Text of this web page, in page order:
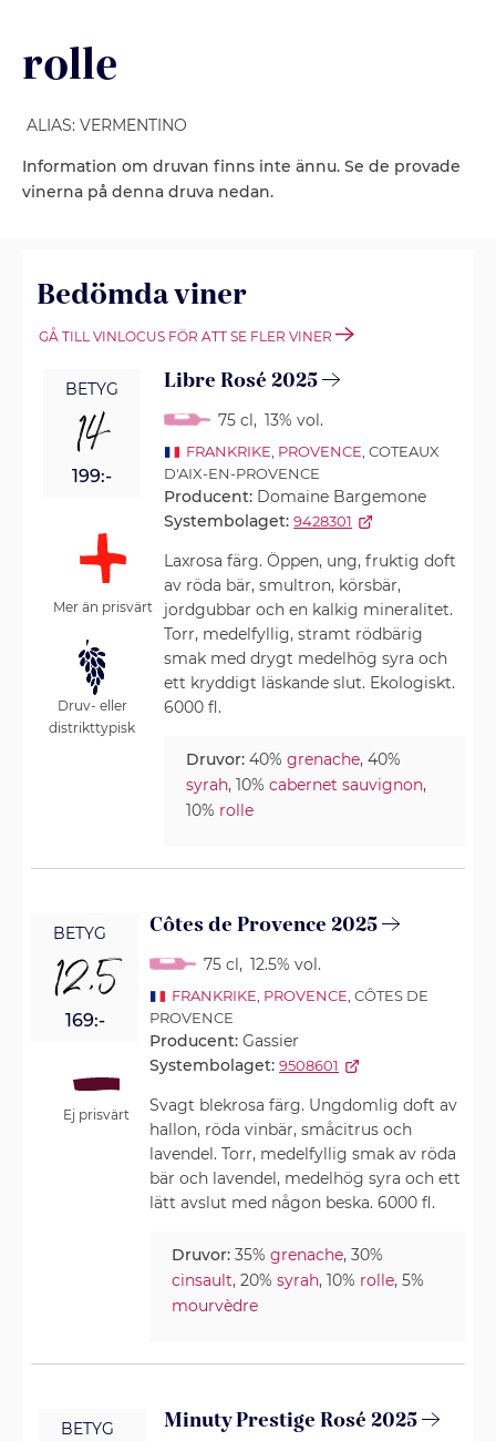
rolle
ALIAS: VERMENTINO
Information om druvan finns inte ännu. Se de provade
vinerna på denna druva nedan.
Bedömda viner
GÅ TILL VINLOCUS FÖR ATT SE FLER VINER
BETYG
14
199:-
Mer än prisvärt
Druv- eller
distrikttypisk
Libre Rosé 2025
75 cl, 13% vol.
FRANKRIKE PROVENCE , COTEAUX
D'AIX-EN-PROVENCE
Producent: Domaine Bargemone
Systembolaget: 9428301
Laxrosa färg. Öppen, ung, fruktig doft
av röda bär, smultron, körsbär,
jordgubbar och en kalkig mineralitet.
Torr, medelfyllig, stramt rödbärig
smak med drygt medelhög syra och
ett kryddigt läskande slut. Ekologiskt.
6000 fl.
Druvor: 40%grenache, 40%
syrah, 10%cabernet sauvignon,
10% rolle
BETYG
12,5
169:-
Ej prisvärt
Côtes de Provence 2025
75 cl, 12.5% vol.
FRANKRIKE PROVENCE , CÔTES DE
PROVENCE
Producent:Gassier
Systembolaget: 9508601
Svagt blekrosa färg. Ungdomlig doft av
hallon, röda vinbär, småcitrus och
lavendel. Torr, medelfyllig smak av röda
bär och lavendel, medelhög syra och ett
lätt avslut med någon beska. 6000 fl.
Druvor: 35%grenache, 30%
cinsault, 20%syrah, 10% rolle, 5%
mourvèdre
BETYG Minuty Prestige Rosé 2025